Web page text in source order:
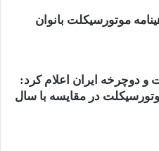
موتورسیکلت بانوان
دوچرخه ایران اعلام کرد:
قیمت موتورسیکلت در مقایسه با سال